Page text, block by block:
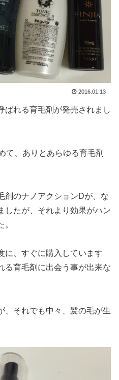
2016.01.13
ばれる育毛剤が発売されまし
て、ありとあらゆる育毛剤
剤のナノアクションDが、な
したが、それより効果がハン
に、すぐに購入しています
る育毛剤に出会う事が出来な
、それでも中々、髪の毛が生